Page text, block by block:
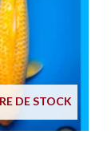
DE STOCK